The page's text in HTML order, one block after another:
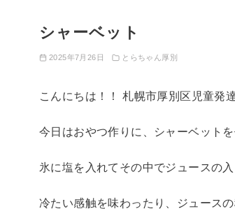
シャーベット
2025年7月26日 とらちゃん厚別
こんにちは！！ 札幌市厚別区児童発
今日はおやつ作りに、シャーベットを
氷に塩を入れてその中でジュースの
冷たい感触を味わったり、ジュース